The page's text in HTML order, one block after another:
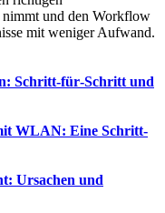
nimmt und den Workflow
mit weniger Aufwand.
Schritt‑für‑Schritt und
WLAN: Eine Schritt-
Ursachen und